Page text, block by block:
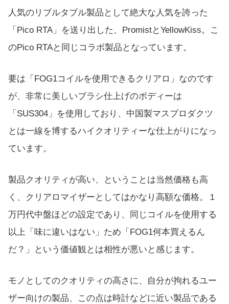
人気のリブルタブル製品として絶大な人気を誇った
「Pico RTA」を送り出した、PromistとYellowKiss。こ
のPico RTAと同じコラボ製品となっています。
要は「FOG1コイルを使用できるクリアロ」なのです
が、非常に美しいブラシ仕上げのボディーは
「SUS304」を使用しており、中国製マスプロダクツ
とは一線を博するハイクオリティーな仕上がりになっ
ています。
製品クオリティが高い、ということは当然価格も高
く、クリアロマイザーとしてはかなり高額な価格。１
万円代中盤ほどの設定であり、同じコイルを使用する
以上「味に違いはない」ため「FOG1何本買えるん
だ？」という価値観とは相性が悪いと感じます。
モノとしてのクオリティの高さに、自分が拘れるユー
ザー向けの製品、この点は時計などに近い製品である